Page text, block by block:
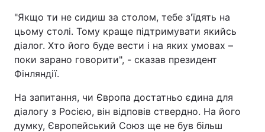
"Якщо ти не сидиш за столом, тебе з'їдять на
цьому столі. Тому краще підтримувати якийсь
діалог. Хто його буде вести і на яких умовах –
поки зарано говорити", - сказав президент
Фінляндії.
На запитання, чи Європа достатньо єдина для
діалогу з Росією, він відповів ствердно. На його
думку, Європейський Союз ще не був більш